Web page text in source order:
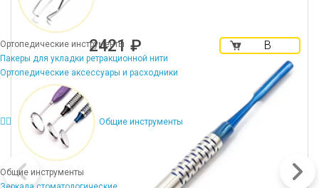
Ортопедические инструменты
Пакеры для укладки ретракционной нити
Ортопедические аксессуары и расходники
Общие инструменты
Общие инструменты
2421 ₽
В
корзину